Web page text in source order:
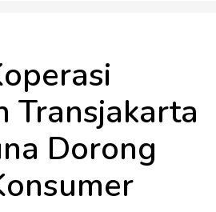
Transjakarta
Dorong